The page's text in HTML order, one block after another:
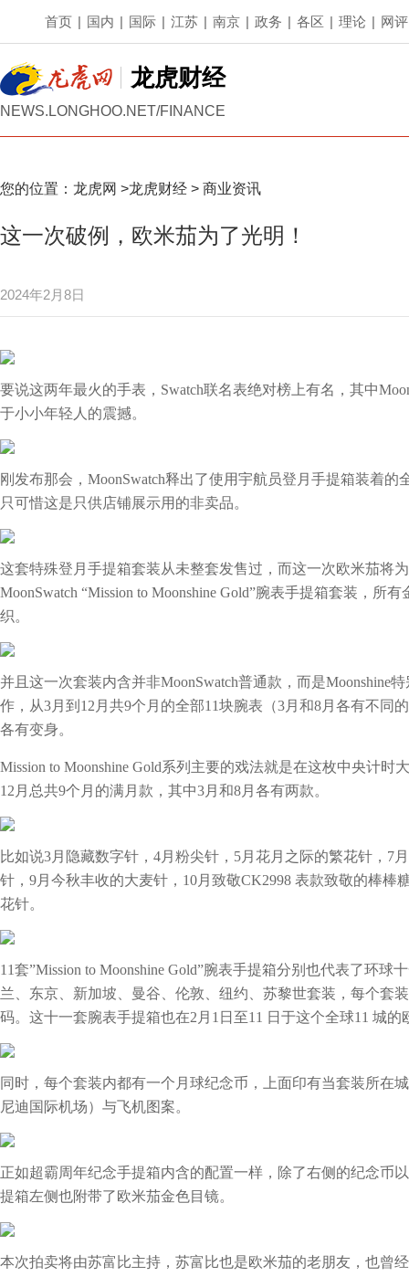
首页 | 国内 | 国际 | 江苏 | 南京 | 政务 | 各区 | 理论 | 网评
龙虎财经
NEWS.LONGHOO.NET/FINANCE
您的位置： 龙虎网 >龙虎财经 > 商业资讯
这一次破例，欧米茄为了光明！
2024年2月8日
要说这两年‬最火的手表，Swatch联名表绝对榜上有名，其中
于‬小小‬年轻人的‬震撼‬。
刚发布那会，MoonSwatch释出了使用宇航员登月手提箱装着
只可惜这是只供店铺展示用的非卖品。
这套特殊登月手提箱套装从未整套‬发售过，而‬这一次欧米茄将
MoonSwatch “Mission to Moonshine Gold”腕表手提箱套装，所
织‬。
并且这一次套装内含并非MoonSwatch普通款，而是Moonshine
作，从3月‬到12月共9个月‬的‬全部‬11块腕表‬（3月‬和‬8月‬各有‬不同
各有‬变身。‬
Mission to Moonshine Gold系列主要的戏法就是在这枚中央计
12月总共9个月的满月款，其中3月和8月各有两款。
比如说3月隐藏数字针，4月粉尖针，5月花月之际的繁花针，7
针，9月今秋丰收的大麦针，10月致敬CK2998 表款致敬的棒棒
花针。
11套”Mission to Moonshine Gold”腕表手提箱分别也代表了环
兰、东京、新加坡、曼谷、伦敦、纽约、苏黎世套装，每个套
码。这十一套腕表手提箱也在2月1日至11 日于这个全球11 城
同时，每个套装内都有一个月球纪念币‬，上面印有当套装所在
尼迪‬国际‬机场‬）与飞机图案。
正如超霸周年纪念手提箱内含的配置一样，除了右侧的纪念币以
提箱左侧也附带了欧米茄金色目镜。
本次‬拍卖将由苏富比主持，苏富比‬也是‬欧米茄‬的老朋友‬，也曾